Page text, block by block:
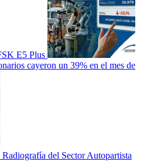
E5 Plus
cayeron un 39% en el mes de
Radiografía del Sector Autopartista